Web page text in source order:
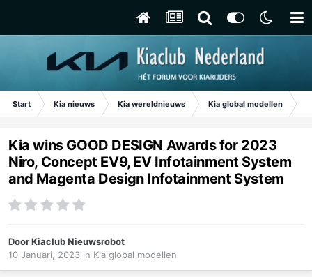
Start Kia nieuws Kia wereldnieuws Kia global modellen
Kia wins GOOD DESIGN Awards for 2023
Niro, Concept EV9, EV Infotainment System
and Magenta Design Infotainment System
DoorKiaclub Nieuwsrobot
10 Januari, 2023 in Kia global modellen